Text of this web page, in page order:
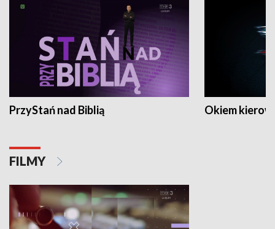
PrzyStań nad Biblią Okiem
FILMY